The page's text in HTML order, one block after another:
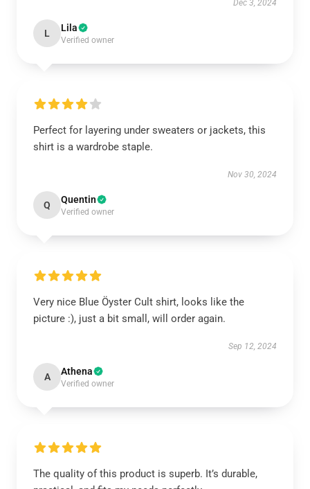
Dec 3, 2024
L Lila
Verified owner
Perfect for layering under sweaters or jackets, this
shirt is a wardrobe staple.
Nov 30, 2024
Q Quentin
Verified owner
Very nice Blue Öyster Cult shirt, looks like the
picture :), just a bit small, will order again.
Sep 12, 2024
A Athena
Verified owner
The quality of this product is superb. It’s durable,